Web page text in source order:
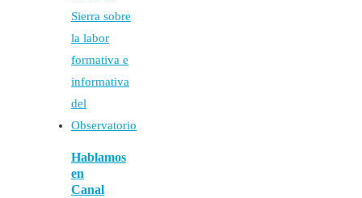
Hablamos
en
Canal